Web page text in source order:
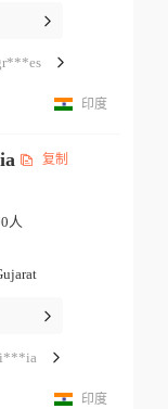
印度
复制
人
印度